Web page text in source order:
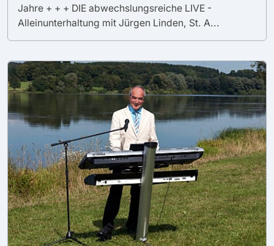
Jahre + + + DIE abwechslungsreiche LIVE -
Alleinunterhaltung mit Jürgen Linden, St. A...